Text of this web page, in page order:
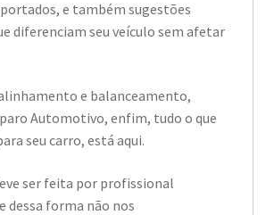
e também sugestões
diferenciam seu veículo sem afetar
e balanceamento,
Automotivo, enfim, tudo o que
seu carro, está aqui.
ser feita por profissional
dessa forma não nos